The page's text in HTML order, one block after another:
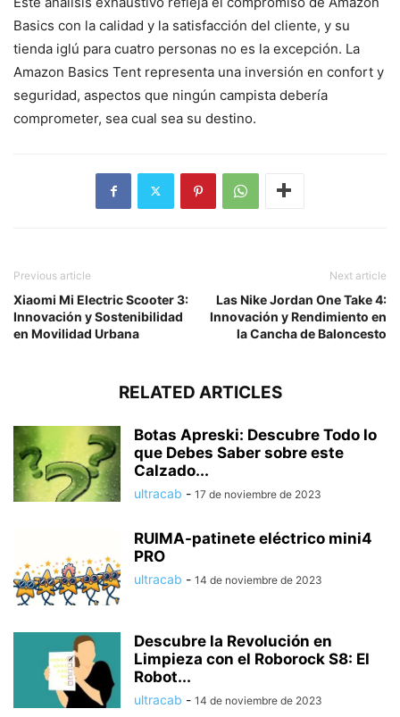
Basics con la calidad y la satisfacción del cliente, y su
tienda iglú para cuatro personas no es la excepción. La
Amazon Basics Tent representa una inversión en confort y
seguridad, aspectos que ningún campista debería
comprometer, sea cual sea su destino.
Previous article
Xiaomi Mi Electric Scooter 3:
Innovación y Sostenibilidad
en Movilidad Urbana
Next article
Las Nike Jordan One Take 4:
Innovación y Rendimiento en
la Cancha de Baloncesto
RELATED ARTICLES
Botas Apreski: Descubre Todo lo
que Debes Saber sobre este
Calzado...
ultracab - 17 de noviembre de 2023
RUIMA-patinete eléctrico mini4
PRO
ultracab - 14 de noviembre de 2023
Descubre la Revolución en
Limpieza con el Roborock S8: El
Robot...
ultracab - 14 de noviembre de 2023